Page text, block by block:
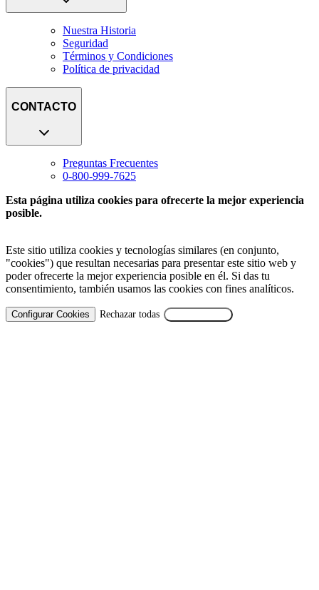
Nuestra Historia
Seguridad
Términos y Condiciones
Política de privacidad
CONTACTO
Preguntas Frecuentes
0-800-999-7625
Esta página utiliza cookies para ofrecerte la mejor experiencia
posible.
Este sitio utiliza cookies y tecnologías similares (en conjunto,
"cookies") que resultan necesarias para presentar este sitio web y
poder ofrecerte la mejor experiencia posible en él. Si das tu
consentimiento, también usamos las cookies con fines analíticos.
Configurar Cookies Rechazar todas